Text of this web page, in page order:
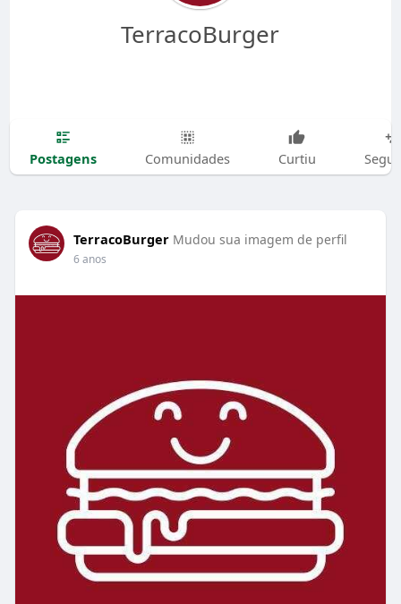
TerracoBurger
Postagens Comunidades Curtiu
TerracoBurger Mudou sua imagem de perfil
6 anos